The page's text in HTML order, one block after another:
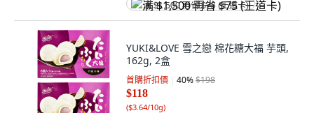
满 $1,500 再省 $75 (王道卡)
YUKI&LOVE 雪之戀 棉花糖大福 芋頭,
162g, 2盒
首購折扣價 40%$198
$118
($3.64/10g)